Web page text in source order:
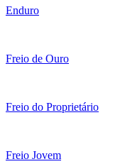
Enduro
Freio de Ouro
Freio do Proprietário
Freio Jovem